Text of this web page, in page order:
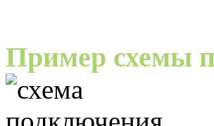
Пример схемы